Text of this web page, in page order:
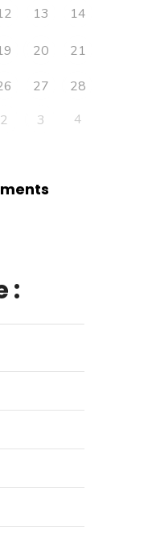
13 14
20
21
27
28
2 3 4
: